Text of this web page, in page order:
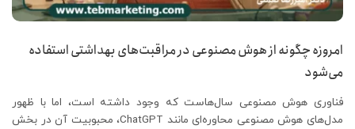
امروزه چگونه از هوش مصنوعی در مراقبت‌های بهداشتی استفاده
می‌شود
فناوری هوش مصنوعی سال‌هاست که وجود داشته است، اما با ظهور
مدل‌های هوش مصنوعی محاوره‌ای مانند ChatGPT، محبوبیت آن در بخش